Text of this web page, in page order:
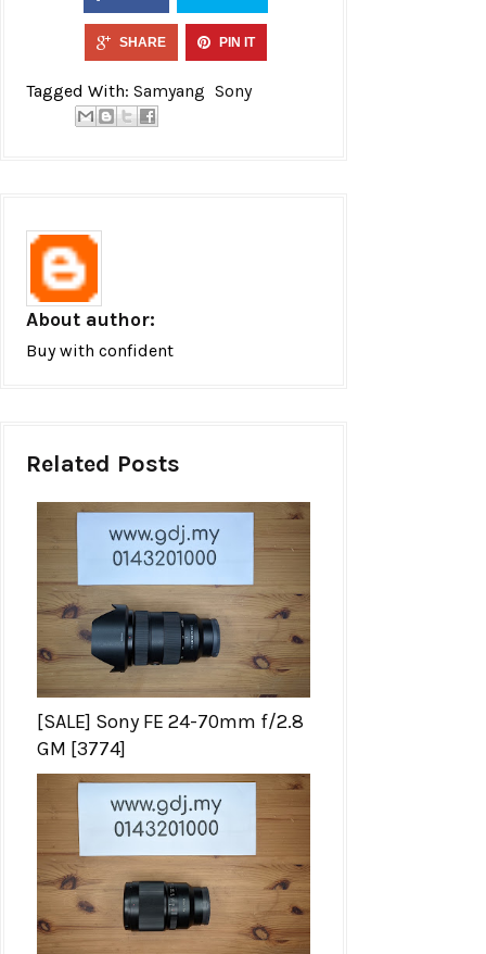
SHARE PIN IT
Tagged With: Samyang Sony
About author:
Buy with confident
Related Posts
[SALE] Sony FE 24-70mm f/2.8
GM [3774]